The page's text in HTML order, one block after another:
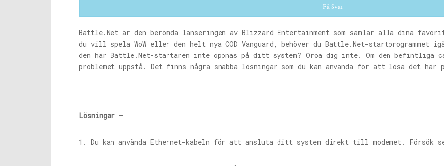
Få Svar
Battle.Net är den berömda lanseringen av Blizzard Entertainment som samlar alla dina
du vill spela WoW eller den helt nya COD Vanguard, behöver du Battle.Net-startprogrammet
den här Battle.Net-startaren inte öppnas på ditt system? Oroa dig inte. Om den befintliga
problemet uppstå. Det finns några snabba lösningar som du kan använda för att lösa det här
Lösningar –
1. Du kan använda Ethernet-kabeln för att ansluta ditt system direkt till modemet. Försök